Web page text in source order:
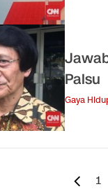
Palsu
Gaya
1